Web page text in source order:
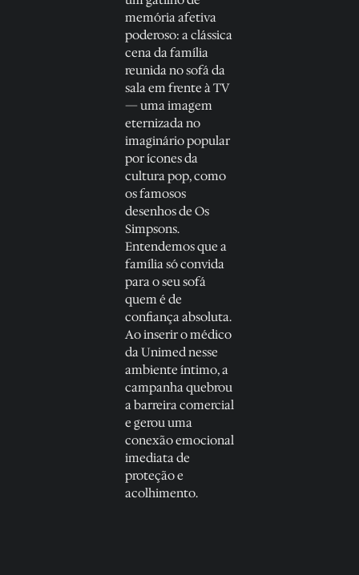
memória afetiva
poderoso: a clássica
cena da família
reunida no sofá da
sala em frente à TV
— uma imagem
eternizada no
imaginário popular
por ícones da
cultura pop, como
os famosos
desenhos de Os
Simpsons.
Entendemos que a
família só convida
para o seu sofá
quem é de
confiança absoluta.
Ao inserir o médico
da Unimed nesse
ambiente íntimo, a
campanha quebrou
a barreira comercial
e gerou uma
conexão emocional
imediata de
proteção e
acolhimento.